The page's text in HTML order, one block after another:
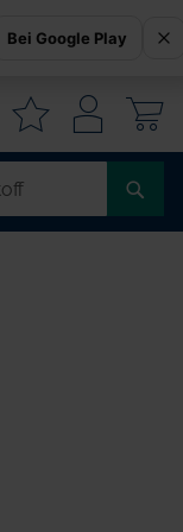
Bei Google Play